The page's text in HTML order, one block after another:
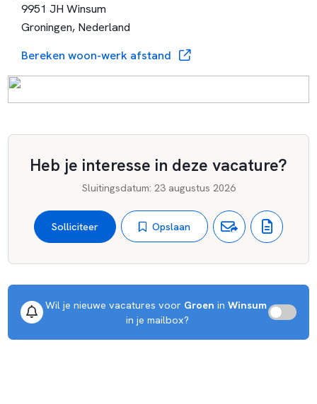
9951 JH Winsum
Groningen, Nederland
Bereken woon-werk afstand
Heb je interesse in deze vacature?
Sluitingsdatum: 23 augustus 2026
Solliciteer Opslaan
Wil je nieuwe vacatures voor Groen in Winsum
in je mailbox?